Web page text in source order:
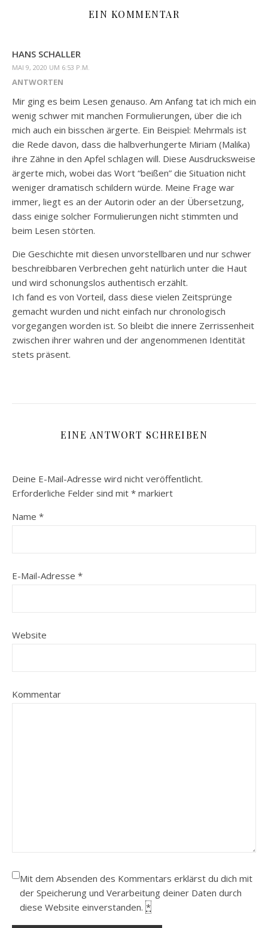
EIN KOMMENTAR
HANS SCHALLER
MAI 9, 2020 UM 6:53 P.M.
ANTWORTEN
Mir ging es beim Lesen genauso. Am Anfang tat ich mich ein
wenig schwer mit manchen Formulierungen, über die ich
mich auch ein bisschen ärgerte. Ein Beispiel: Mehrmals ist
die Rede davon, dass die halbverhungerte Miriam (Malika)
ihre Zähne in den Apfel schlagen will. Diese Ausdrucksweise
ärgerte mich, wobei das Wort “beißen” die Situation nicht
weniger dramatisch schildern würde. Meine Frage war
immer, liegt es an der Autorin oder an der Übersetzung,
dass einige solcher Formulierungen nicht stimmten und
beim Lesen störten.
Die Geschichte mit diesen unvorstellbaren und nur schwer
beschreibbaren Verbrechen geht natürlich unter die Haut
und wird schonungslos authentisch erzählt.
Ich fand es von Vorteil, dass diese vielen Zeitsprünge
gemacht wurden und nicht einfach nur chronologisch
vorgegangen worden ist. So bleibt die innere Zerrissenheit
zwischen ihrer wahren und der angenommenen Identität
stets präsent.
EINE ANTWORT SCHREIBEN
Deine E-Mail-Adresse wird nicht veröffentlicht.
Erforderliche Felder sind mit * markiert
Name *
E-Mail-Adresse *
Website
Kommentar
Mit dem Absenden des Kommentars erklärst du dich mit
der Speicherung und Verarbeitung deiner Daten durch
diese Website einverstanden. *